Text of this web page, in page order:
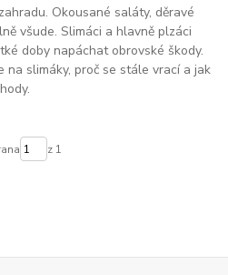
Okousané saláty, děravé
všude. Slimáci a hlavně plzáci
doby napáchat obrovské škody.
na slimáky, proč se stále vrací a jak
z 1